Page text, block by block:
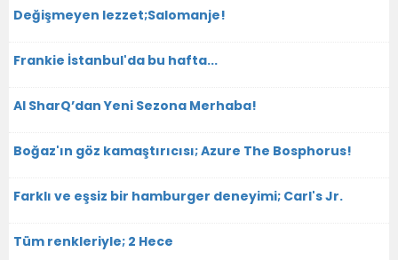
Değişmeyen lezzet;Salomanje!
Frankie İstanbul'da bu hafta...
Al SharQ’dan Yeni Sezona Merhaba!
Boğaz'ın göz kamaştırıcısı; Azure The Bosphorus!
Farklı ve eşsiz bir hamburger deneyimi; Carl's Jr.
Tüm renkleriyle; 2 Hece